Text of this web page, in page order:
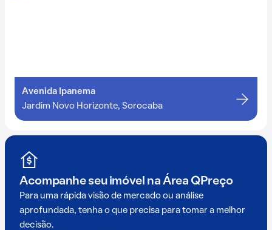
Avenida Ipanema
Jardim Novo Horizonte, Sorocaba
Acompanhe seu imóvel na Área QPreço
Para uma rápida visão de mercado ou análise
aprofundada, tenha o que precisa para tomar a melhor
decisão.